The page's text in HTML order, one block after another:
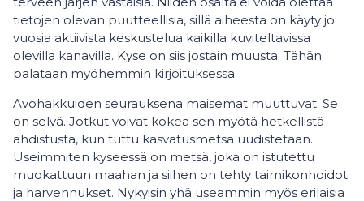
tietojen olevan puutteellisia, sillä aiheesta on käyty jo
vuosia aktiivista keskustelua kaikilla kuviteltavissa
olevilla kanavilla. Kyse on siis jostain muusta. Tähän
palataan myöhemmin kirjoituksessa.
Avohakkuiden seurauksena maisemat muuttuvat. Se
on selvä. Jotkut voivat kokea sen myötä hetkellistä
ahdistusta, kun tuttu kasvatusmetsä uudistetaan.
Useimmiten kyseessä on metsä, joka on istutettu
muokattuun maahan ja siihen on tehty taimikonhoidot
ja harvennukset. Nykyisin yhä useammin myös erilaisia